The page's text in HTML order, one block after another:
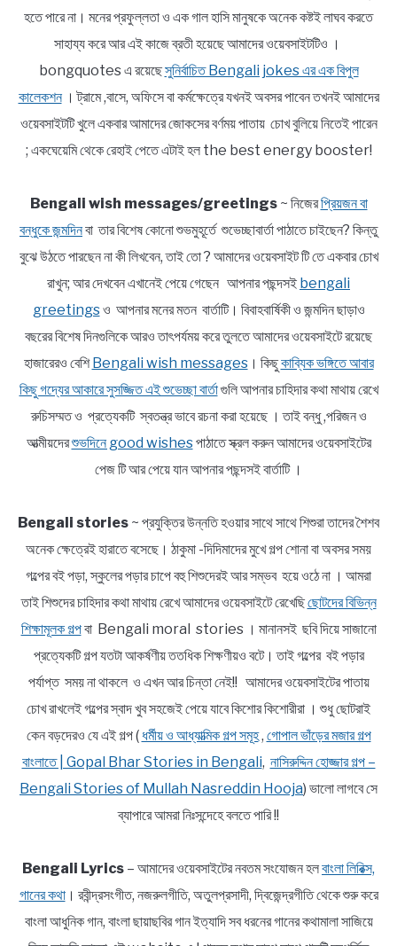
হতে পারে না। মনের প্রফুল্লতা ও এক গাল হাসি মানুষকে অনেক কষ্টই লাঘব করতে
সাহায্য করে আর এই কাজে ব্রতী হয়েছে আমাদের ওয়েবসাইটটিও ।
bongquotes এ রয়েছেসুনির্বাচিত Bengali jokes এর এক বিপুল
কালেকশন। ট্রামে ,বাসে, অফিসে বা কর্মক্ষেত্রে যখনই অবসর পাবেন তখনই আমাদের
ওয়েবসাইটটি খুলে একবার আমাদের জোকসের বর্ণময় পাতায় চোখ বুলিয়ে নিতেই পারেন
; একঘেয়েমি থেকে রেহাই পেতে এটাই হল the best energy booster!
Bengali wish messages/greetings~ নিজেরপ্রিয়জন বা
বন্ধুকে জন্মদিনবা তার বিশেষ কোনো শুভমুহূর্তে শুভেচ্ছাবার্তা পাঠাতে চাইছেন? কিন্তু
বুঝে উঠতে পারছেন না কী লিখবেন, তাই তো ? আমাদের ওয়েবসাইট টি তে একবার চোখ
রাখুন; আর দেখবেন এখানেই পেয়ে গেছেন আপনার পছন্দসই bengali
greetingsও আপনার মনের মতন বার্তাটি। বিবাহবার্ষিকী ও জন্মদিন ছাড়াও
বছরের বিশেষ দিনগুলিকে আরও তাৎপর্যময় করে তুলতে আমাদের ওয়েবসাইটে রয়েছে
হাজারেরও বেশিBengali wish messages। কিছুকাব্যিক ভঙ্গিতে আবার
কিছু গদ্যের আকারে সুসজ্জিত এই শুভেচ্ছা বার্তাগুলি আপনার চাহিদার কথা মাথায় রেখে
রুচিসম্মত ও প্রত্যেকটি স্বতন্ত্র ভাবে রচনা করা হয়েছে । তাই বন্ধু ,পরিজন ও
আত্মীয়দেরশুভদিনে good wishesপাঠাতে স্ক্রল করুন আমাদের ওয়েবসাইটের
পেজ টি আর পেয়ে যান আপনার পছন্দসই বার্তাটি ।
Bengali stories ~ প্রযুক্তির উন্নতি হওয়ার সাথে সাথে শিশুরা তাদের শৈশব
অনেক ক্ষেত্রেই হারাতে বসেছে। ঠাকুমা -দিদিমাদের মুখে গল্প শোনা বা অবসর সময়
গল্পের বই পড়া, স্কুলের পড়ার চাপে বহু শিশুদেরই আর সম্ভব হয়ে ওঠে না । আমরা
তাই শিশুদের চাহিদার কথা মাথায় রেখে আমাদের ওয়েবসাইটে রেখেছিছোটদের বিভিন্ন
শিক্ষামূলক গল্পবা Bengali moral stories । মানানসই ছবি দিয়ে সাজানো
প্রত্যেকটি গল্প যতটা আকর্ষণীয় ততধিক শিক্ষণীয়ও বটে। তাই গল্পের বই পড়ার
পর্যাপ্ত সময় না থাকলে ও এখন আর চিন্তা নেই!! আমাদের ওয়েবসাইটের পাতায়
চোখ রাখলেই গল্পের স্বাদ খুব সহজেই পেয়ে যাবে কিশোর কিশোরীরা । শুধু ছোটরাই
কেন বড়দেরও যে এই গল্প ( ধর্মীয় ও আধ্যাত্মিক গল্প সমূহ, গোপাল ভাঁড়ের মজার গল্প
বাংলাতে | Gopal Bhar Stories in Bengali, নাসিরুদ্দিন হোজ্জার গল্প –
Bengali Stories of Mullah Nasreddin Hooja) ভালো লাগবে সে
ব্যাপারে আমরা নিঃসন্দেহে বলতে পারি !!
Bengali Lyrics – আমাদের ওয়েবসাইটের নবতম সংযোজন হলবাংলা লিরিক্স,
গানের কথা। রবীন্দ্রসংগীত, নজরুলগীতি, অতুলপ্রসাদী, দ্বিজেন্দ্রগীতি থেকে শুরু করে
বাংলা আধুনিক গান, বাংলা ছায়াছবির গান ইত্যাদি সব ধরনের গানের কথামালা সাজিয়ে